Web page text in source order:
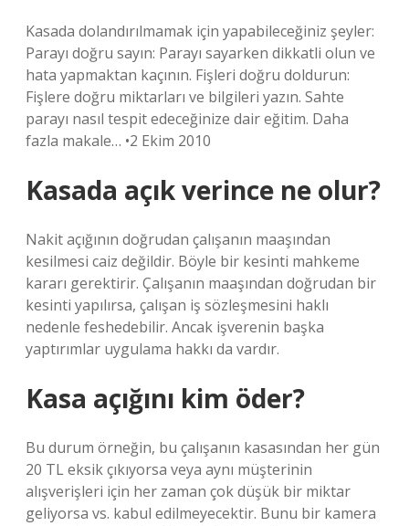
Kasada dolandırılmamak için yapabileceğiniz şeyler:
Parayı doğru sayın: Parayı sayarken dikkatli olun ve
hata yapmaktan kaçının. Fişleri doğru doldurun:
Fişlere doğru miktarları ve bilgileri yazın. Sahte
parayı nasıl tespit edeceğinize dair eğitim. Daha
fazla makale… •2 Ekim 2010
Kasada açık verince ne olur?
Nakit açığının doğrudan çalışanın maaşından
kesilmesi caiz değildir. Böyle bir kesinti mahkeme
kararı gerektirir. Çalışanın maaşından doğrudan bir
kesinti yapılırsa, çalışan iş sözleşmesini haklı
nedenle feshedebilir. Ancak işverenin başka
yaptırımlar uygulama hakkı da vardır.
Kasa açığını kim öder?
Bu durum örneğin, bu çalışanın kasasından her gün
20 TL eksik çıkıyorsa veya aynı müşterinin
alışverişleri için her zaman çok düşük bir miktar
geliyorsa vs. kabul edilmeyecektir. Bunu bir kamera